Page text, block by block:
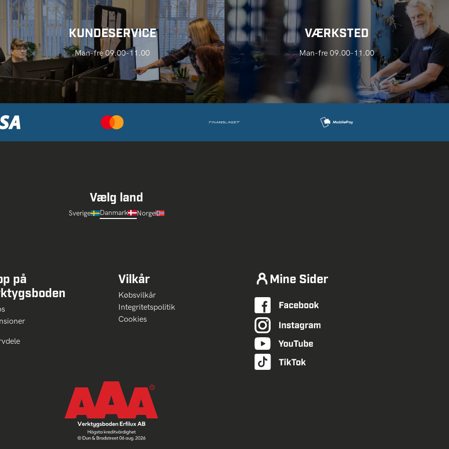
KUNDESERVICE
Man-fre 09.00-11.00
VÆRKSTED
Man-fre 09.00-11.00
Vælg land
Sverige Danmark Norge
på
Vilkår
Købsvilkår
Integritetspolitik
Cookies
Mine Sider